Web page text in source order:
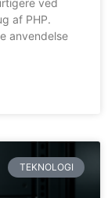
af PHP.
anvendelse
TEKNOLOGI